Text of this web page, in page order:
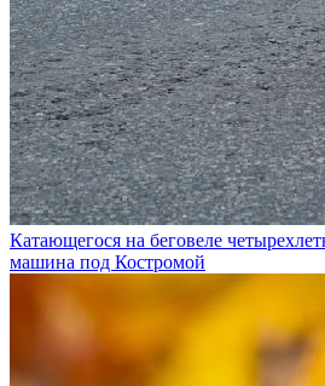
Катающегося на беговеле
машина под Костромой